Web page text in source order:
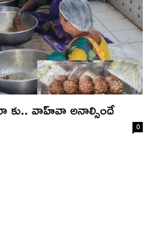
కు.. వాహ్‌వా అనాల్సిందే
0